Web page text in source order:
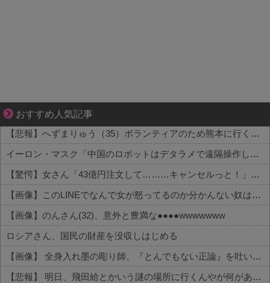
おすすめ人気記事
【マンガ】ぜんぶ私が中心
【悲報】へずまりゅう（35）ボランティアのため熊本に行くも体調不良で病院に行く
イーロン・マスク「中国のロボットはデタラメで遠隔操作してるだけ」
【驚愕】女さん「43億円注文して………キャンセルっと！」←こいつの目的って一体なんなの？？？？？？？
【画像】このLINEでなんで女が怒ってるのか分かんない奴はモテない奴確定らしい←お前らは勿論わかるよな？？？？？？？
【画像】のんさん(32)、意外と豊満な●●●●wwwwwww
ロシアさん、国民の財産を没収しはじめる
【画像】 全身入れ墨の彫り師、『とんでもない正論』を吐いて30万再生されてしまうｗｗｗｗｗｗｗ
【悲報】 明日、飛田給とかいう謎の場所に行くんやが何があるんや????・・・・・・・・・